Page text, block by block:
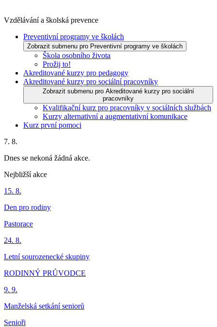
Vzdělávání a školská prevence
Preventivní programy ve školách
Zobrazit submenu pro Preventivní programy ve školách
Škola osobního života
Prožij to!
Akreditované kurzy pro pedagogy
Akreditované kurzy pro sociální pracovníky
Zobrazit submenu pro Akreditované kurzy pro sociální
pracovníky
Kvalifikační kurz pro pracovníky v sociálních službách
Kurzy alternativní a augmentativní komunikace
Kurz první pomoci
7. 8.
Dnes se nekoná žádná akce.
Nejbližší akce
15. 8.
Den pro rodiny
Pastorace
24. 8.
Letní sourozenecké skupiny
RODINNÝ PRŮVODCE
9. 9.
Manželská setkání seniorů
Senioři